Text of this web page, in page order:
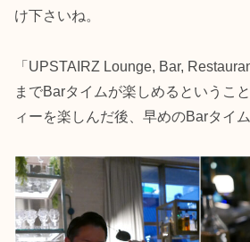
け下さいね。
「UPSTAIRZ Lounge, Bar,
までBarタイムが楽しめるというこ
ィーを楽しんだ後、早めのBarタイ